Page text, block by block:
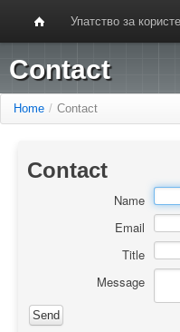
Упатство за
Contact
Home / Contact
Contact
Name
Email
Title
Message